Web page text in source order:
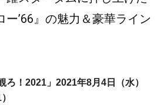
ー’66』の魅力＆豪華ライン
ろ！2021」2021年8月4日（水）